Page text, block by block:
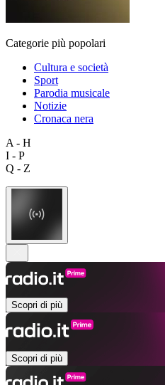
Categorie più popolari
Cultura e società
Sport
Parodia musicale
Notizie
Cronaca nera
A - H
I - P
Q - Z
Scopri di più
Scopri di più